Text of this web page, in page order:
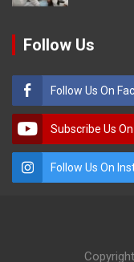
Follow Us
Follow Us On
Subscribe Us
Follow Us On